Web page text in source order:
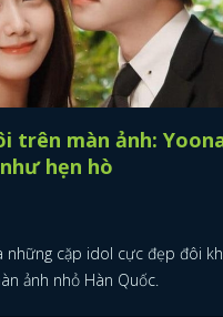
trên màn ảnh:
hẹn hò
những cặp idol cực đẹp đôi
ảnh nhỏ Hàn Quốc.